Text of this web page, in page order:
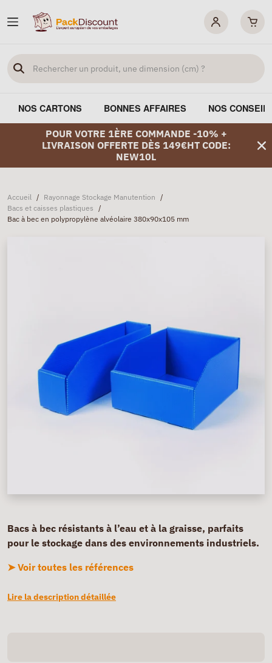
NOS CARTONS BONNES AFFAIRES NOS
POUR VOTRE 1ÈRE COMMANDE -10% +
LIVRAISON OFFERTE DÈS 149€HT CODE:
NEW10L
Accueil / Rayonnage Stockage Manutention /
Bacs et caisses plastiques /
Bac à bec en polypropylène alvéolaire 380x90x105 mm
Bacs à bec résistants à l’eau et à la graisse, parfaits
pour le stockage dans des environnements industriels.
➤ Voir toutes les références
Lire la description détaillée